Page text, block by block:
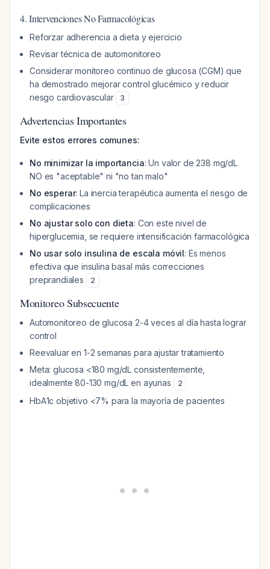
4. Intervenciones No Farmacológicas
Reforzar adherencia a dieta y ejercicio
Revisar técnica de automonitoreo
Considerar monitoreo continuo de glucosa (CGM) que
ha demostrado mejorar control glucémico y reducir
riesgo cardiovascular
3
Advertencias Importantes
Evite estos errores comunes:
No minimizar la importancia: Un valor de 238 mg/dL
NO es "aceptable" ni "no tan malo"
No esperar: La inercia terapéutica aumenta el riesgo de
complicaciones
No ajustar solo con dieta: Con este nivel de
hiperglucemia, se requiere intensificación farmacológica
No usar solo insulina de escala móvil: Es menos
efectiva que insulina basal más correcciones
preprandiales
2
Monitoreo Subsecuente
Automonitoreo de glucosa 2-4 veces al día hasta lograr
control
Reevaluar en 1-2 semanas para ajustar tratamiento
Meta: glucosa <180 mg/dL consistentemente,
idealmente 80-130 mg/dL en ayunas
2
HbA1c objetivo <7% para la mayoría de pacientes